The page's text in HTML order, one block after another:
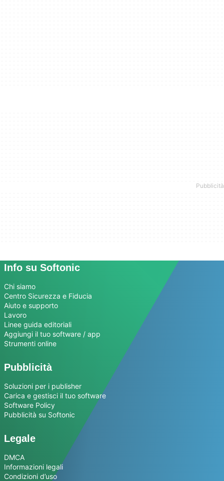
Info su Softonic
Chi siamo
Centro Sicurezza e Fiducia
Aiuto e supporto
Lavoro
Linee guida editoriali
Aggiungi il tuo software / app
Strumenti online
Pubblicità
Soluzioni per i publisher
Carica e gestisci il tuo software
Software Policy
Pubblicità su Softonic
Legale
DMCA
Informazioni legali
Condizioni d’uso